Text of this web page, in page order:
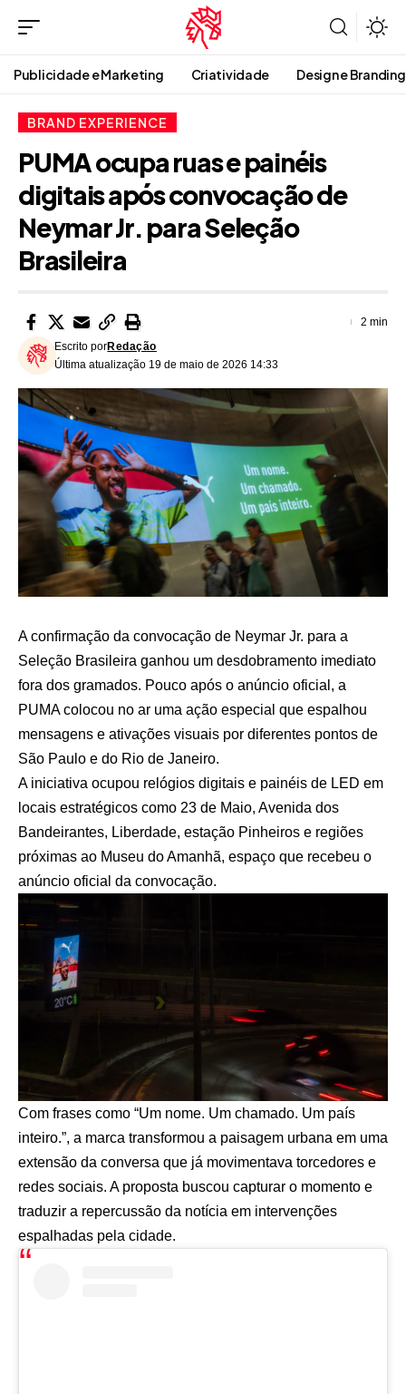
Publicidade e Marketing Criatividade Design e Branding
BRAND EXPERIENCE
PUMA ocupa ruas e painéis
digitais após convocação de
Neymar Jr. para Seleção
Brasileira
Última atualização 19 de maio de 2026 14:33
Escrito porRedação
2 min
A confirmação da convocação de Neymar Jr. para a
Seleção Brasileira ganhou um desdobramento imediato
fora dos gramados. Pouco após o anúncio oficial, a
PUMA colocou no ar uma ação especial que espalhou
mensagens e ativações visuais por diferentes pontos de
São Paulo e do Rio de Janeiro.
A iniciativa ocupou relógios digitais e painéis de LED em
locais estratégicos como 23 de Maio, Avenida dos
Bandeirantes, Liberdade, estação Pinheiros e regiões
próximas ao Museu do Amanhã, espaço que recebeu o
anúncio oficial da convocação.
Com frases como “Um nome. Um chamado. Um país
inteiro.”, a marca transformou a paisagem urbana em uma
extensão da conversa que já movimentava torcedores e
redes sociais. A proposta buscou capturar o momento e
traduzir a repercussão da notícia em intervenções
espalhadas pela cidade.